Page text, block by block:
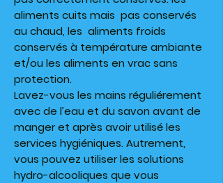
aliments cuits mais pas conservés
au chaud, les aliments froids
conservés à température ambiante
et/ou les aliments en vrac sans
protection.
Lavez-vous les mains réguliérement
avec de l’eau et du savon avant de
manger et après avoir utilisé les
services hygiéniques. Autrement,
vous pouvez utiliser les solutions
hydro-alcooliques que vous